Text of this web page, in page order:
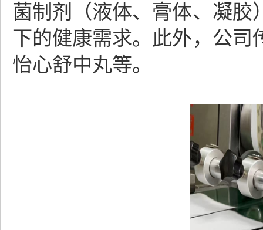
菌制剂（液体、膏体、凝胶
下的健康需求。此外，公司
怡心舒中丸等。